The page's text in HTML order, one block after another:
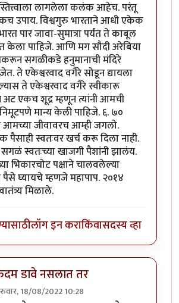
लागलेला कलंक आहेच. परंतू
उपाय. विश्वगुरु भारताने आधी एकेक
पार जावा-सुमात्रा पर्यंत ते काबूल
केला पाहिजे. आणि मग सौदी अरेबिया
सगळीकडे हनुमानाची मंदिरे
ते एकेश्वरवाद वगैरे सोडून द्यायला
ते एकेश्वरवाद वगैरे स्वीकारू
एकच शूद्र म्हणून त्यांनी आमची
मान्य केली पाहिजे. ६. ७०
जीवावरच आम्ही जगलो.
पैसाही स्वतःवर खर्च करू दिला नाही.
स्वतःच्या खाजगी पैशांनी झालंय.
भिकारचोट पक्षाने चालवलेल्या
घ्यायचे म्हणजे महापाप. २०१४
मिळाले.
लॉग इन कराकिंवासदस्य व्हा
डावे नसलात तर
18/08/2022 10:28